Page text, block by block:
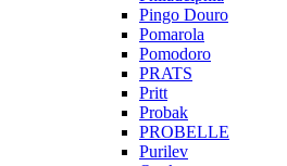
Pingo Douro
Pomarola
Pomodoro
PRATS
Pritt
Probak
PROBELLE
Purilev